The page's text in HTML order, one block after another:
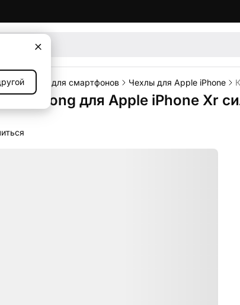
Чехлы для смартфонов Чехлы для Apple iPhone
Kong для Apple iPhone Xr